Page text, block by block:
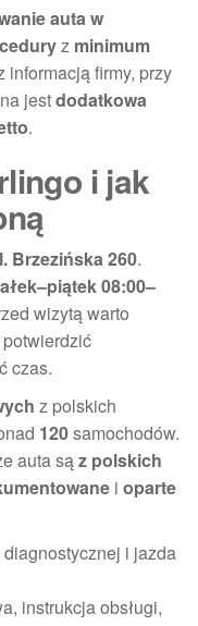
auta w
z minimum
informacją firmy, przy
jestdodatkowa
.
i jak
Brzezińska 260.
08:00–
wizytą warto
czas.
z polskich
120samochodów.
auta sąz polskich
i oparte
i jazda
instrukcja obsługi,